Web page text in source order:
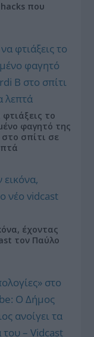
που
το
φαγητό της
στο σπίτι σε
έχοντας
τον Παύλο